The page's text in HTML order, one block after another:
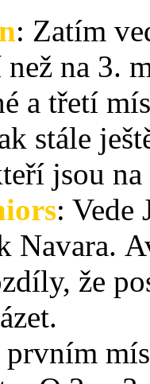
: Zatím
než na 3.
a třetí
stále
jsou na
: Vede
Navara.
že
prvním